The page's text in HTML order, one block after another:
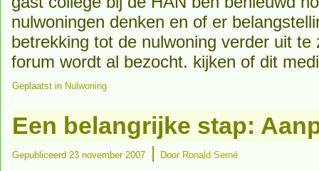
nulwoningen denken en of er
betrekking tot de nulwoning verder uit
forum wordt al bezocht. kijken of dit
Geplaatst in Nulwoning
Een belangrijke stap:
Gepubliceerd 23 november 2007 | Door Ronald Serné